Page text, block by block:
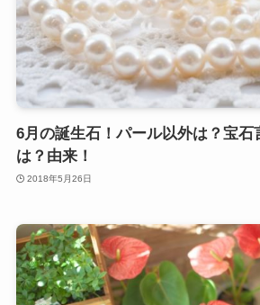
6月の誕生石！パール以外は？宝石
は？由来！
2018年5月26日